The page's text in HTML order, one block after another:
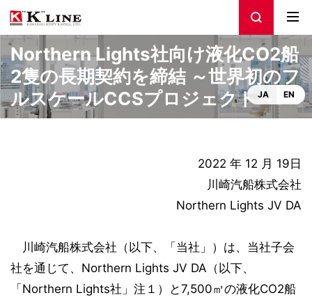
Northern Lights社向け液化CO2船
2隻の長期契約を締結 ～世界初のフ
ルスケールCCSプロジェクト～
JA EN
2022 年 12 月 19日
川崎汽船株式会社
Northern Lights JV DA
川崎汽船株式会社（以下、「当社」）は、当社子会
社を通じて、Northern Lights JV DA（以下、
「Northern Lights社」注１）と7,500㎥の液化CO2船